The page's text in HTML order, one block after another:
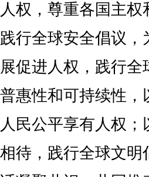
人权，尊重各国主
践行全球安全倡议
展促进人权，践行
普惠性和可持续性
人民公平享有人权
相待，践行全球文